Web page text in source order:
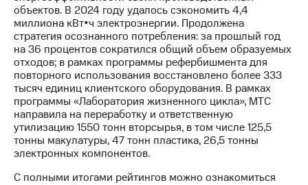
о
погашении
именных
облигаций
Другое
Регистратор
Реквизиты
Контакты
развитие
деловая этика
На главную
объектов. В 2024 году удалось сэкономить 4,4
миллиона кВт•ч электроэнергии. Продолжена
стратегия осознанного потребления: за прошлый год
на 36 процентов сократился общий объем образуемых
отходов; в рамках программы рефербишмента для
повторного использования восстановлено более 333
тысяч единиц клиентского оборудования. В рамках
программы «Лаборатория жизненного цикла», МТС
направила на переработку и ответственную
утилизацию 1550 тонн вторсырья, в том числе 125,5
тонны макулатуры, 47 тонн пластика, 26,5 тонны
электронных компонентов.
С полными итогами рейтингов можно ознакомиться